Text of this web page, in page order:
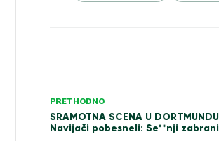
članka
PRETHODNO
SRAMOTNA SCENA U
Navijači pobesneli: Se**nji